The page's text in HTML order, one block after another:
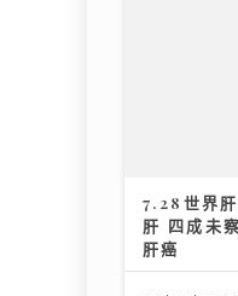
7.28世界
肝 四成未
肝癌